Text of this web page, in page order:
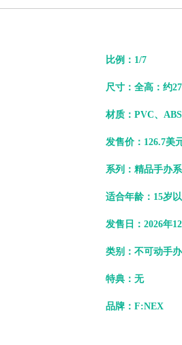
比例：1/7
尺寸： 全高：约
材质：PVC、ABS
发售价：126.7美
系列：精品手办系
适合年龄：15岁
发售日：2026年12
类别：不可动手办
特典：无
品牌：F:NEX